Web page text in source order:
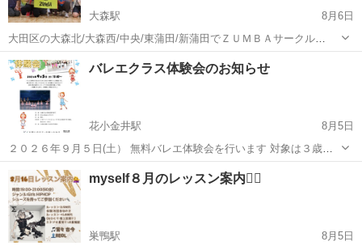
大森駅
8月6日
大田区の大森北/大森西/中央/東蒲田/新蒲田でＺＵＭＢＡサークル
bucchi座として活動中です！ZUMBA初めての方でも大丈夫っ！メンバ
ーさんと一緒に和気あいあいで楽しみましょう！2018年5月から始めた
当サークル、9年目に...
東京 大田区 大森駅 ズンバ ZUMBA
バレエクラス体験会のお知らせ
花小金井駅
8月5日
２０２６年９月５日(土） 無料バレエ体験会を行います 対象は３歳か
ら小学校低学年のお子様です クラシックバレエのレッスンって何をす
るのかな？ 先生はどんな感じなのかな？ うちの子でもできるかな？
ご興...
東京 小平市 花小金井駅 クラス
myself８月のレッスン案内💁‍♀️
巣鴨駅 8月5日